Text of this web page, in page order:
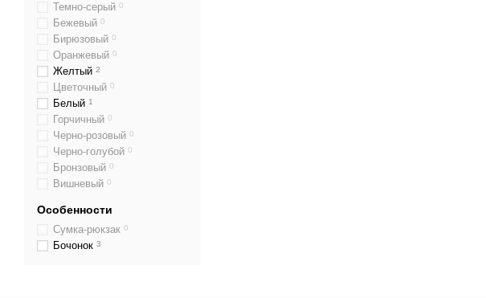
Темно-серый 0
Бежевый 0
Бирюзовый 0
Оранжевый 0
Желтый 2
Цветочный 0
Белый 1
Горчичный 0
Черно-розовый 0
Черно-голубой 0
Бронзовый 0
Вишневый 0
Особенности
Сумка-рюкзак 0
Бочонок 3